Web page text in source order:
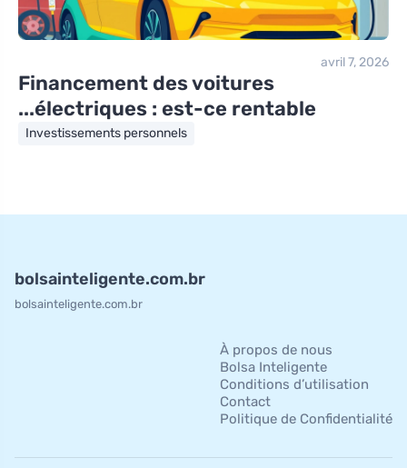
avril 7, 2026
Financement des voitures
électriques : est-ce rentable...
Investissements personnels
bolsainteligente.com.br
bolsainteligente.com.br
À propos de nous
Bolsa Inteligente
Conditions d’utilisation
Contact
Politique de Confidentialité